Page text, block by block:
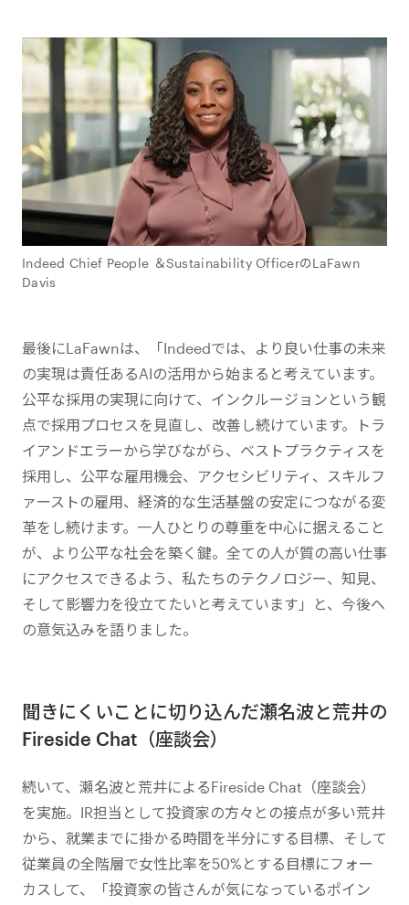
Indeed Chief People ＆Sustainability OfficerのLaFawn
Davis
最後にLaFawnは、「Indeedでは、より良い仕事の未来
の実現は責任あるAIの活用から始まると考えています。
公平な採用の実現に向けて、インクルージョンという観
点で採用プロセスを見直し、改善し続けています。トラ
イアンドエラーから学びながら、ベストプラクティスを
採用し、公平な雇用機会、アクセシビリティ、スキルフ
ァーストの雇用、経済的な生活基盤の安定につながる変
革をし続けます。一人ひとりの尊重を中心に据えること
が、より公平な社会を築く鍵。全ての人が質の高い仕事
にアクセスできるよう、私たちのテクノロジー、知見、
そして影響力を役立てたいと考えています」と、今後へ
の意気込みを語りました。
聞きにくいことに切り込んだ瀬名波と荒井の
Fireside Chat（座談会）
続いて、瀬名波と荒井によるFireside Chat（座談会）
を実施。IR担当として投資家の方々との接点が多い荒井
から、就業までに掛かる時間を半分にする目標、そして
従業員の全階層で女性比率を50%とする目標にフォー
カスして、「投資家の皆さんが気になっているポイン